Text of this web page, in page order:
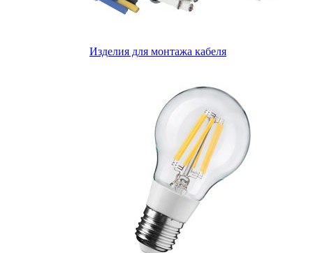
Изделия для монтажа кабеля